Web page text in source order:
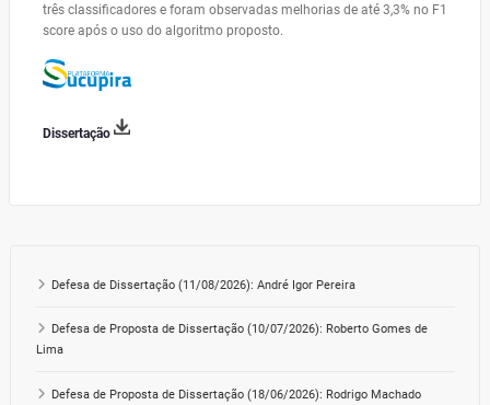
três classificadores e foram observadas melhorias de até 3,3% no F1
score após o uso do algoritmo proposto.
Dissertação
Defesa de Dissertação (11/08/2026): André Igor Pereira
Defesa de Proposta de Dissertação (10/07/2026): Roberto Gomes de
Lima
Defesa de Proposta de Dissertação (18/06/2026): Rodrigo Machado